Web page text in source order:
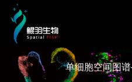
网
站
单细胞空间图